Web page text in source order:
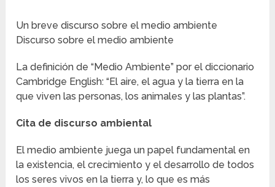
Un breve discurso sobre el medio ambiente
Discurso sobre el medio ambiente
La definición de “Medio Ambiente” por el diccionario
Cambridge English: “El aire, el agua y la tierra en la
que viven las personas, los animales y las plantas”.
Cita de discurso ambiental
El medio ambiente juega un papel fundamental en
la existencia, el crecimiento y el desarrollo de todos
los seres vivos en la tierra y, lo que es más